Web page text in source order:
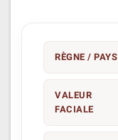
RÈGNE / PAYS
VALEUR
FACIALE